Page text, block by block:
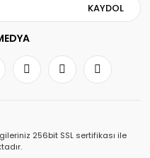
KAYDOL
256bit SSL sertifikası ile